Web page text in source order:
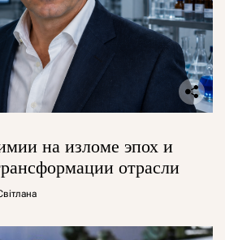
на изломе эпох и
отрасли